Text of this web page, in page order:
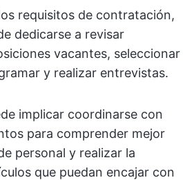
requisitos de contratación,
dedicarse a revisar
vacantes, seleccionar
y realizar entrevistas.
implicar coordinarse con
para comprender mejor
personal y realizar la
que puedan encajar con